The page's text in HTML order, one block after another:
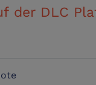
der DLC